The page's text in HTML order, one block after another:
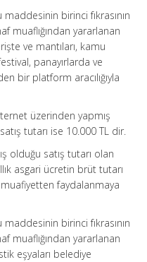
maddesinin birinci fıkrasının
muaflığından yararlanan
ve mantıları, kamu
panayırlarda ve
bir platform aracılığıyla
üzerinden yapmış
tutarı ise 10.000 TL dir.
olduğu satış tutarı olan
asgari ücretin brüt tutarı
muafiyetten faydalanmaya
maddesinin birinci fıkrasının
muaflığından yararlanan
eşyaları belediye